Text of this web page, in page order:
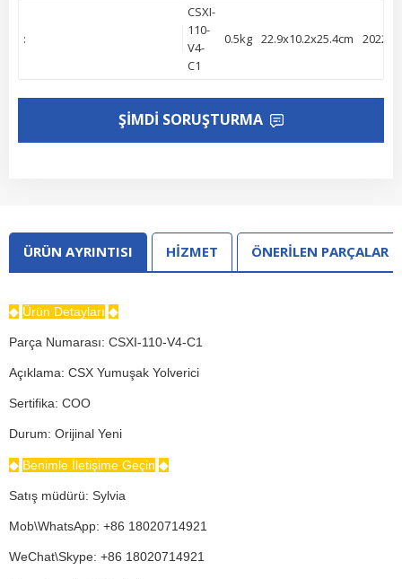
:
CSXI-
110-
V4-
C1
0.5kg 22.9x10.2x25.4cm 2022
ŞIMDI SORUŞTURMA
ÜRÜN AYRINTISI HİZMET ÖNERİLEN PARÇALAR
◆ Ürün Detayları ◆
Parça Numarası: CSXI-110-V4-C1
Açıklama: CSX Yumuşak Yolverici
Sertifika: COO
Durum: Orijinal Yeni
◆ Benimle İletişime Geçin ◆
Satış müdürü: Sylvia
Mob\WhatsApp: +86 18020714921
WeChat\Skype: +86 18020714921